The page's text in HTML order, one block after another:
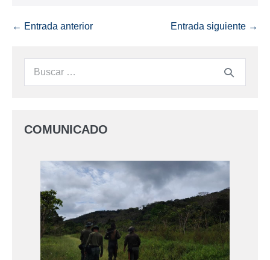
← Entrada anterior Entrada siguiente →
COMUNICADO